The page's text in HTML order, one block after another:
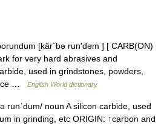
[kär΄bə run′dəm ] [ CARB(ON)
for very hard abrasives and
used in grindstones, powders,
…
English World dictionary
runˈdum/ noun A silicon carbide, used
in grinding, etc ORIGIN: ↑carbon and